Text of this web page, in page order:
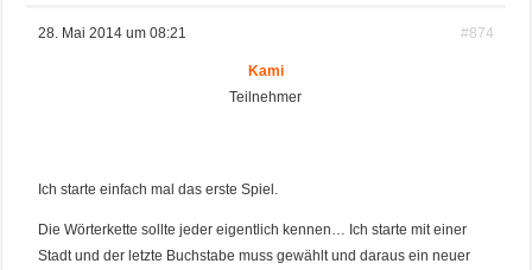
28. Mai 2014 um 08:21 #874
Kami
Teilnehmer
Ich starte einfach mal das erste Spiel.
Die Wörterkette sollte jeder eigentlich kennen… Ich starte mit einer
Stadt und der letzte Buchstabe muss gewählt und daraus ein neuer